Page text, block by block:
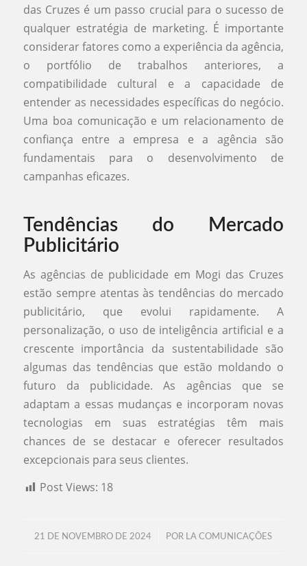
das Cruzes é um passo crucial para o sucesso de
qualquer estratégia de marketing. É importante
considerar fatores como a experiência da agência,
o portfólio de trabalhos anteriores, a
compatibilidade cultural e a capacidade de
entender as necessidades específicas do negócio.
Uma boa comunicação e um relacionamento de
confiança entre a empresa e a agência são
fundamentais para o desenvolvimento de
campanhas eficazes.
Tendências do Mercado
Publicitário
As agências de publicidade em Mogi das Cruzes
estão sempre atentas às tendências do mercado
publicitário, que evolui rapidamente. A
personalização, o uso de inteligência artificial e a
crescente importância da sustentabilidade são
algumas das tendências que estão moldando o
futuro da publicidade. As agências que se
adaptam a essas mudanças e incorporam novas
tecnologias em suas estratégias têm mais
chances de se destacar e oferecer resultados
excepcionais para seus clientes.
Post Views: 18
21 DE NOVEMBRO DE 2024
/ POR LA COMUNICAÇÕES